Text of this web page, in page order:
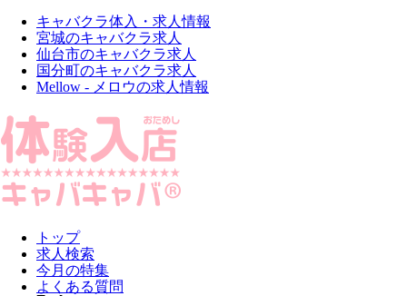
キャバクラ体入・求人情報
宮城のキャバクラ求人
仙台市のキャバクラ求人
国分町のキャバクラ求人
Mellow - メロウの求人情報
トップ
求人検索
今月の特集
よくある質問